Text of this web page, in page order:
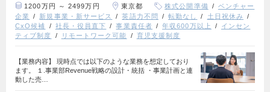
1200万円 ～ 2499万円 東京都 株式公開準備
ベンチャー
企業
新規事業・新サービス 英語力不問 転勤なし
土日祝休み
CxO候補
社長・役員直下 事業責任者 年収600万以上
インセン
ティブ制度
リモートワーク可能 育児支援制度
【業務内容】 現時点では以下のような業務を想定しており
ます。 １.事業部Revenue戦略の設計・統括 ・事業計画と連
動した売…